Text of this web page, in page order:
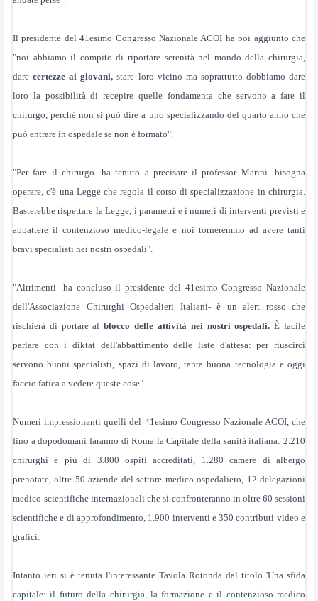
Il presidente del 41esimo Congresso Nazionale ACOI ha poi aggiunto che
"noi abbiamo il compito di riportare serenità nel mondo della chirurgia,
darecertezze ai giovani, stare loro vicino ma soprattutto dobbiamo dare
loro la possibilità di recepire quelle fondamenta che servono a fare il
chirurgo, perché non si può dire a uno specializzando del quarto anno che
può entrare in ospedale se non è formato".
"Per fare il chirurgo- ha tenuto a precisare il professor Marini- bisogna
operare, c'è una Legge che regola il corso di specializzazione in chirurgia.
Basterebbe rispettare la Legge, i parametri e i numeri di interventi previsti e
abbattere il contenzioso medico-legale e noi torneremmo ad avere tanti
bravi specialisti nei nostri ospedali".
"Altrimenti- ha concluso il presidente del 41esimo Congresso Nazionale
dell'Associazione Chirurghi Ospedalieri Italiani- è un alert rosso che
rischierà di portare alblocco delle attività nei nostri ospedali.È facile
parlare con i diktat dell'abbattimento delle liste d'attesa: per riuscirci
servono buoni specialisti, spazi di lavoro, tanta buona tecnologia e oggi
faccio fatica a vedere queste cose".
Numeri impressionanti quelli del 41esimo Congresso Nazionale ACOI, che
fino a dopodomani faranno di Roma la Capitale della sanità italiana: 2.210
chirurghi e più di 3.800 ospiti accreditati, 1.280 camere di albergo
prenotate, oltre 50 aziende del settore medico ospedaliero, 12 delegazioni
medico-scientifiche internazionali che si confronteranno in oltre 60 sessioni
scientifiche e di approfondimento, 1.900 interventi e 350 contributi video e
grafici.
Intanto ieri si è tenuta l'interessante Tavola Rotonda dal titolo 'Una sfida
capitale: il futuro della chirurgia, la formazione e il contenzioso medico